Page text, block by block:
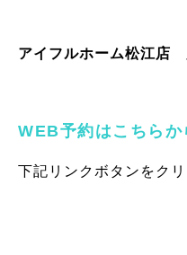
アイフルホーム松江店
WEB予約はこちらか
下記リンクボタンをク